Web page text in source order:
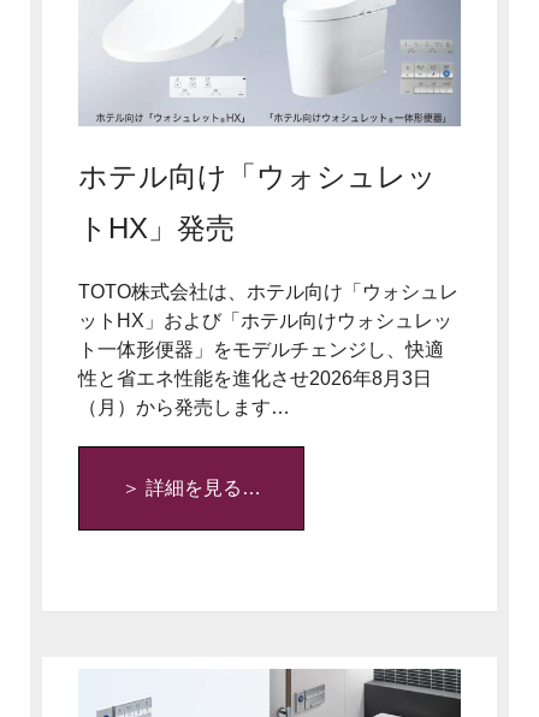
ホテル向け「ウォシュレッ
トHX」発売
TOTO株式会社は、ホテル向け「ウォシュレ
ットHX」および「ホテル向けウォシュレッ
ト一体形便器」をモデルチェンジし、快適
性と省エネ性能を進化させ2026年8月3日
（月）から発売します…
＞ 詳細を見る…